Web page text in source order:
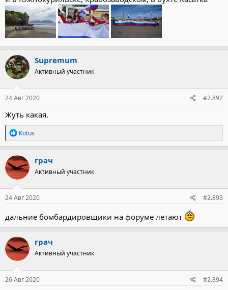
Supremum
Активный участник
24 Авг 2020 #2.892
Жуть какая.
Р
е
а
к
ц
и
и
:
Kotus
грач
Активный участник
24 Авг 2020 #2.893
дальние бомбардировщики на форуме летают
грач
Активный участник
26 Авг 2020 #2.894